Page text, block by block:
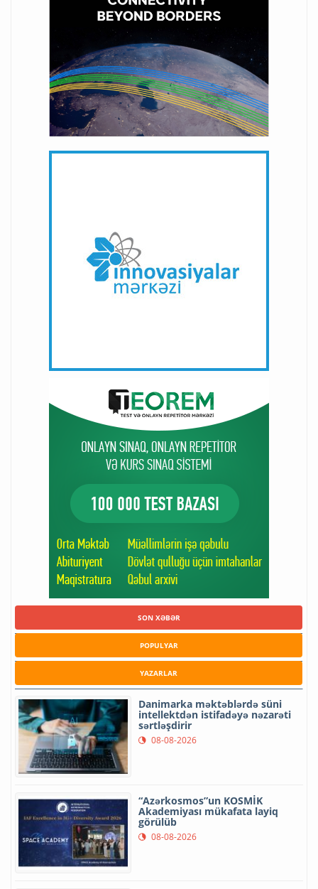
SON XƏBƏR
POPULYAR
YAZARLAR
Danimarka məktəblərdə süni
intellektdən istifadəyə nəzarəti
sərtləşdirir
08-08-2026
“Azərkosmos”un KOSMİK
Akademiyası mükafata layiq
görülüb
08-08-2026